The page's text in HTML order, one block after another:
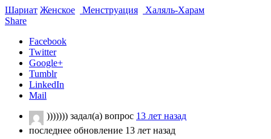
Шариат Женское Менструация
Халяль-Харам
Share
Facebook
Twitter
Google+
Tumblr
LinkedIn
Mail
))))))) задал(а) вопрос 13 лет назад
последнее обновление 13 лет назад